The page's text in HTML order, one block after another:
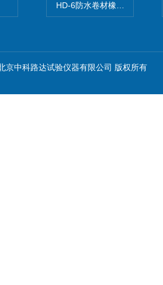
HD-6防水卷材橡胶测厚仪
京中科路达试验仪器有限公司 版权所有